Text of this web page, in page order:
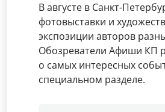
В августе в Санкт-
фотовыставки и
экспозиции авторов
Обозреватели Афиши КП
о самых интересных
специальном разделе.